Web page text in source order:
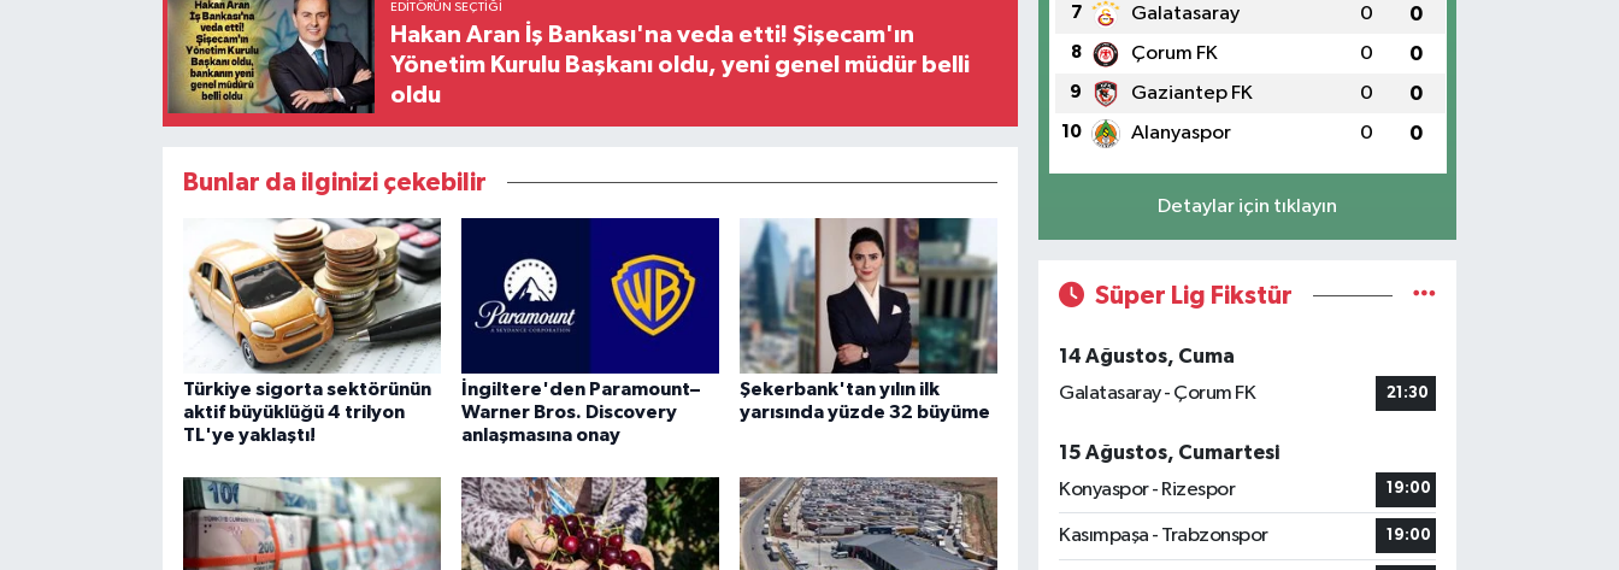
EDITÖRÜN SEÇTIĞI
Hakan Aran İş Bankası'na veda etti! Şişecam'ın
Yönetim Kurulu Başkanı oldu, yeni genel müdür belli
oldu
Bunlar da ilginizi çekebilir
Türkiye sigorta sektörünün
aktif büyüklüğü 4 trilyon
TL'ye yaklaştı!
İngiltere'den Paramount–
Warner Bros. Discovery
anlaşmasına onay
Şekerbank'tan yılın ilk
yarısında yüzde 32 büyüme
7 Galatasaray 0 0
8 Çorum FK 0 0
9 Gaziantep FK 0 0
10 Alanyaspor 0 0
Detaylar için tıklayın
Süper Lig Fikstür
14 Ağustos, Cuma
Galatasaray - Çorum FK
21:30
15 Ağustos, Cumartesi
Konyaspor - Rizespor
19:00
Kasımpaşa - Trabzonspor 19:00